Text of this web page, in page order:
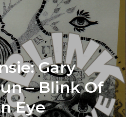
Gary
– Blink Of
Eye